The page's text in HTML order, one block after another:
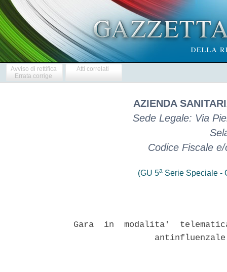
Avviso di rettifica
Errata corrige
Atti correlati
AZIENDA
Sede Legale: Via
Codice Fiscale
(GU 5a Serie Speciale -
Gara  in  modalita'